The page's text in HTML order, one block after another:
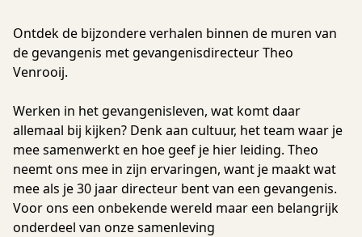
Ontdek de bijzondere verhalen binnen de muren van
de gevangenis met gevangenisdirecteur Theo
Venrooij.
Werken in het gevangenisleven, wat komt daar
allemaal bij kijken? Denk aan cultuur, het team waar je
mee samenwerkt en hoe geef je hier leiding. Theo
neemt ons mee in zijn ervaringen, want je maakt wat
mee als je 30 jaar directeur bent van een gevangenis.
Voor ons een onbekende wereld maar een belangrijk
onderdeel van onze samenleving